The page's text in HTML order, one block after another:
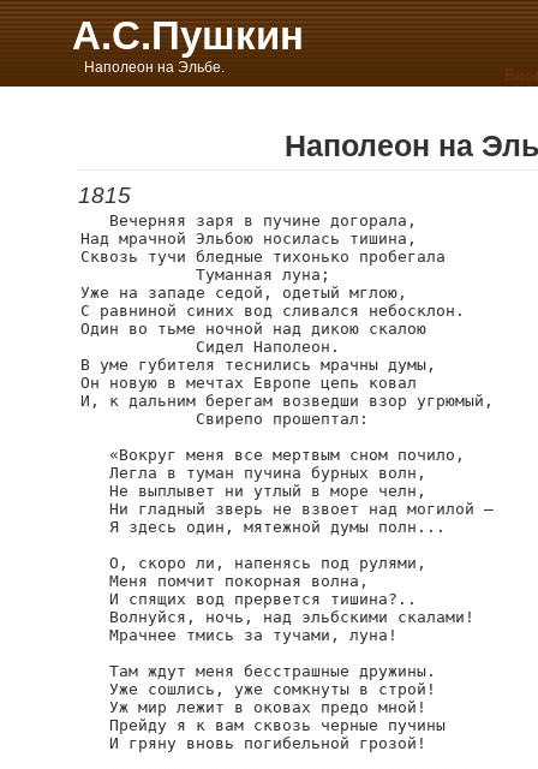
А.С.Пушкин
Наполеон на Эльбе.
Наполеон на
1815
   Вечерняя заря в пучине догорала,
Над мрачной Эльбою носилась тишина,
Сквозь тучи бледные тихонько пробегала
            Туманная луна;
Уже на западе седой, одетый мглою,
С равниной синих вод сливался небосклон.
Один во тьме ночной над дикою скалою
            Сидел Наполеон.
В уме губителя теснились мрачны думы,
Он новую в мечтах Европе цепь ковал
И, к дальним берегам возведши взор угрюмый,
            Свирепо прошептал:
   «Вокруг меня все мертвым сном почило,
   Легла в туман пучина бурных волн,
   Не выплывет ни утлый в море челн,
   Ни гладный зверь не взвоет над могилой —
   Я здесь один, мятежной думы полн...
   О, скоро ли, напенясь под рулями,
   Меня помчит покорная волна,
   И спящих вод прервется тишина?..
   Волнуйся, ночь, над эльбскими скалами!
   Мрачнее тмись за тучами, луна!
   Там ждут меня бесстрашные дружины.
   Уже сошлись, уже сомкнуты в строй!
   Уж мир лежит в оковах предо мной!
   Прейду я к вам сквозь черные пучины
   И гряну вновь погибельной грозой!